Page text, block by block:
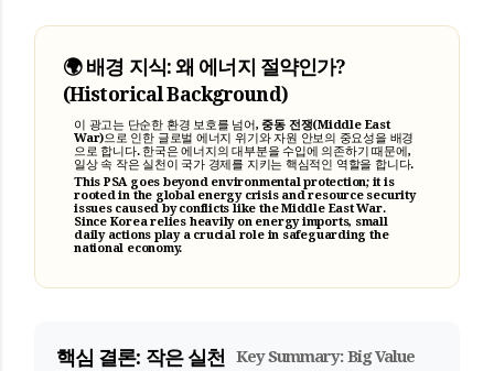
🌍 배경 지식: 왜 에너지 절약인가?
(Historical Background)
이 광고는 단순한 환경 보호를 넘어,중동 전쟁(Middle East
War)으로 인한 글로벌 에너지 위기와 자원 안보의 중요성을 배경
으로 합니다. 한국은 에너지의 대부분을 수입에 의존하기 때문에,
일상 속 작은 실천이 국가 경제를 지키는 핵심적인 역할을 합니다.
This PSA goes beyond environmental protection; it is
rooted in the global energy crisis and resource security
issues caused by conflicts like theMiddle East War.
Since Korea relies heavily on energy imports, small
daily actions play a crucial role in safeguarding the
national economy.
핵심 결론: 작은 실천
Key Summary: Big Value